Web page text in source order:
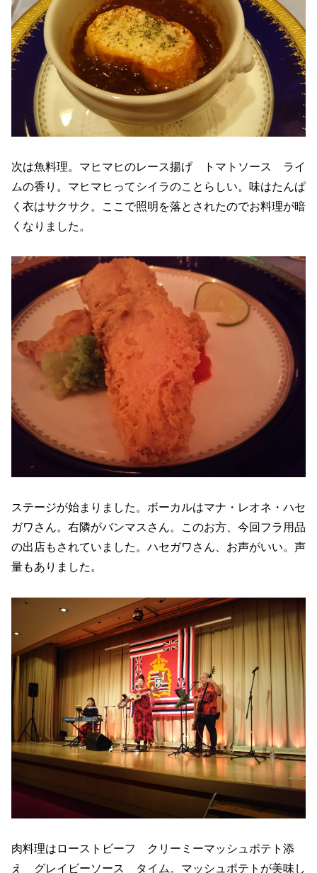
次は魚料理。マヒマヒのレース揚げ トマトソース ライ
ムの香り。マヒマヒってシイラのことらしい。味はたんぱ
く衣はサクサク。ここで照明を落とされたのでお料理が暗
くなりました。
ステージが始まりました。ボーカルはマナ・レオネ・ハセ
ガワさん。右隣がバンマスさん。このお方、今回フラ用品
の出店もされていました。ハセガワさん、お声がいい。声
量もありました。
肉料理はローストビーフ クリーミーマッシュポテト添
え グレイビーソース タイム。マッシュポテトが美味し